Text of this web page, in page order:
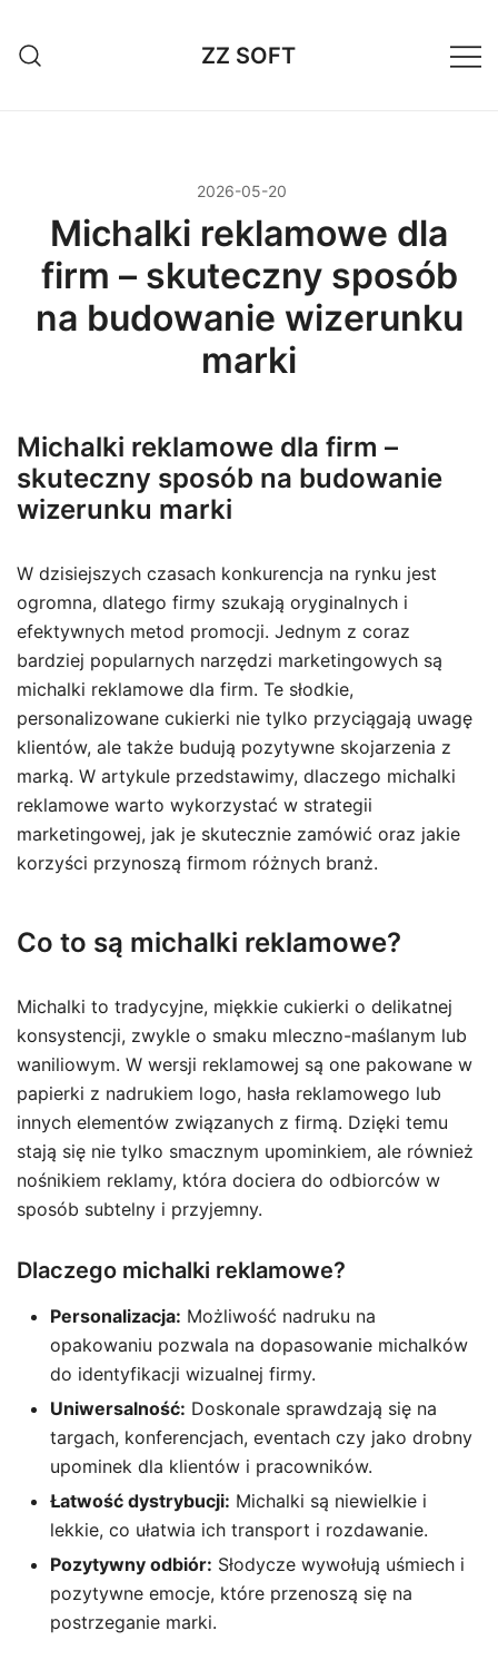
treści
ZZ SOFT
2026-05-20
Michalki reklamowe dla
firm – skuteczny sposób
na budowanie wizerunku
marki
Michalki reklamowe dla firm –
skuteczny sposób na budowanie
wizerunku marki
W dzisiejszych czasach konkurencja na rynku jest
ogromna, dlatego firmy szukają oryginalnych i
efektywnych metod promocji. Jednym z coraz
bardziej popularnych narzędzi marketingowych są
michalki reklamowe dla firm. Te słodkie,
personalizowane cukierki nie tylko przyciągają uwagę
klientów, ale także budują pozytywne skojarzenia z
marką. W artykule przedstawimy, dlaczego michalki
reklamowe warto wykorzystać w strategii
marketingowej, jak je skutecznie zamówić oraz jakie
korzyści przynoszą firmom różnych branż.
Co to są michalki reklamowe?
Michalki to tradycyjne, miękkie cukierki o delikatnej
konsystencji, zwykle o smaku mleczno-maślanym lub
waniliowym. W wersji reklamowej są one pakowane w
papierki z nadrukiem logo, hasła reklamowego lub
innych elementów związanych z firmą. Dzięki temu
stają się nie tylko smacznym upominkiem, ale również
nośnikiem reklamy, która dociera do odbiorców w
sposób subtelny i przyjemny.
Dlaczego michalki reklamowe?
Personalizacja: Możliwość nadruku na
opakowaniu pozwala na dopasowanie michalków
do identyfikacji wizualnej firmy.
Uniwersalność: Doskonale sprawdzają się na
targach, konferencjach, eventach czy jako drobny
upominek dla klientów i pracowników.
Łatwość dystrybucji: Michalki są niewielkie i
lekkie, co ułatwia ich transport i rozdawanie.
Pozytywny odbiór: Słodycze wywołują uśmiech i
pozytywne emocje, które przenoszą się na
postrzeganie marki.